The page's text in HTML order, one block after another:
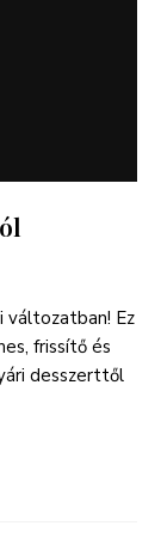
változatban! Ez
frissítő és
desszerttől